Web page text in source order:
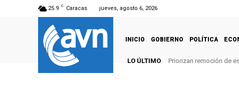
25.9 C Caracas jueves, agosto 6, 2026
INICIO GOBIERNO POLÍTICA
LO ÚLTIMO Priorizan remoción de